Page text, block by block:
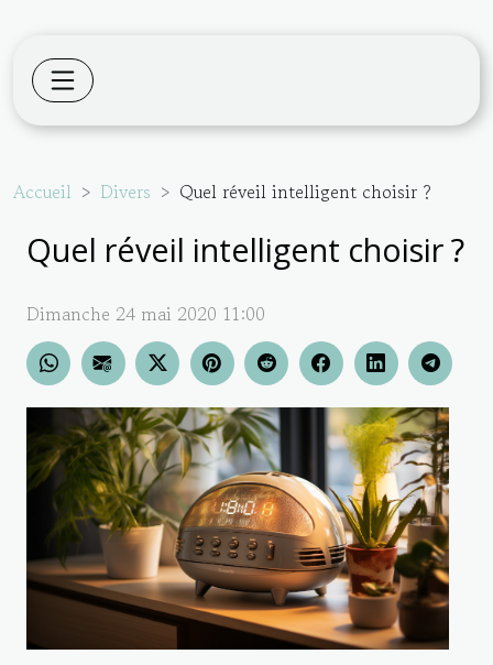
Accueil Divers Quel réveil intelligent choisir ?
Quel réveil intelligent choisir ?
Dimanche 24 mai 2020 11:00